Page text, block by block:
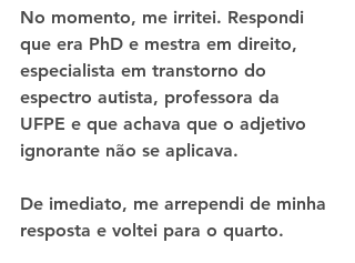
No momento, me irritei. Respondi
que era PhD e mestra em direito,
especialista em transtorno do
espectro autista, professora da
UFPE e que achava que o adjetivo
ignorante não se aplicava.
De imediato, me arrependi de minha
resposta e voltei para o quarto.